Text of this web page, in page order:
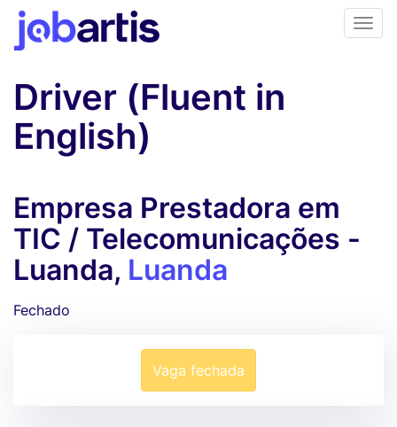
Driver (Fluent in
English)
Empresa Prestadora em
TIC / Telecomunicações -
Luanda, Luanda
Fechado
Vaga fechada